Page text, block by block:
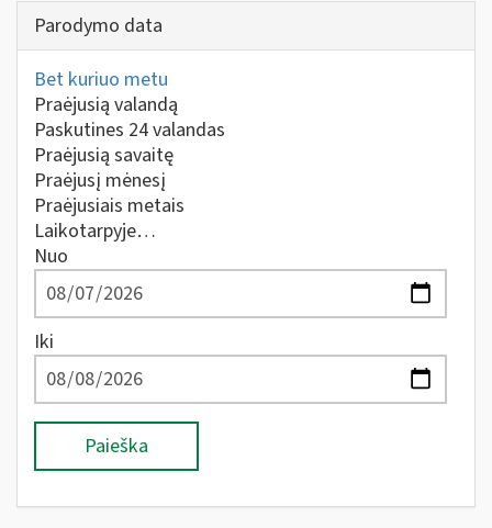
Parodymo data
Bet kuriuo metu
Praėjusią valandą
Paskutines 24 valandas
Praėjusią savaitę
Praėjusį mėnesį
Praėjusiais metais
Laikotarpyje…
Nuo
Iki
Paieška